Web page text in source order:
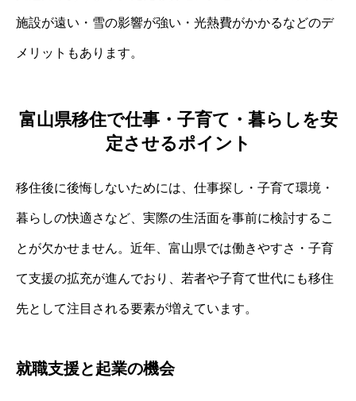
施設が遠い・雪の影響が強い・光熱費がかかるなどのデ
メリットもあります。
富山県移住で仕事・子育て・暮らしを安
定させるポイント
移住後に後悔しないためには、仕事探し・子育て環境・
暮らしの快適さなど、実際の生活面を事前に検討するこ
とが欠かせません。近年、富山県では働きやすさ・子育
て支援の拡充が進んでおり、若者や子育て世代にも移住
先として注目される要素が増えています。
就職支援と起業の機会